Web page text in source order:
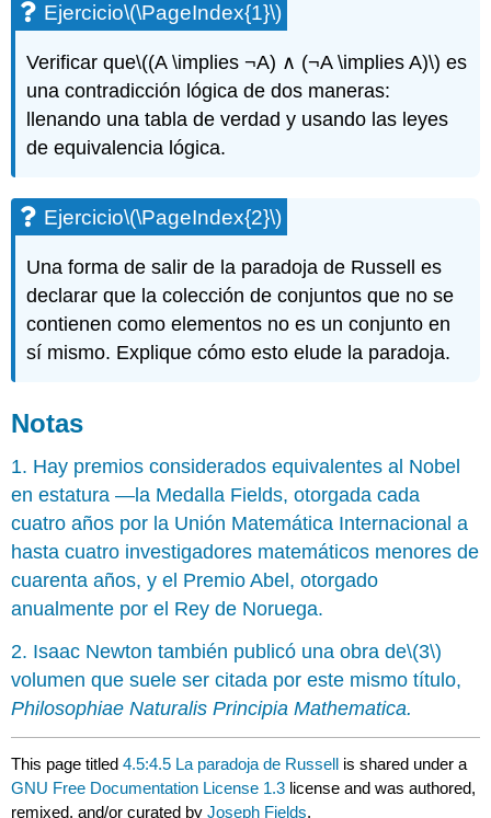
Ejercicio\(\PageIndex{1}\)
Verificar que\((A \implies ¬A) ∧ (¬A \implies A)\) es
una contradicción lógica de dos maneras:
llenando una tabla de verdad y usando las leyes
de equivalencia lógica.
Ejercicio\(\PageIndex{2}\)
Una forma de salir de la paradoja de Russell es
declarar que la colección de conjuntos que no se
contienen como elementos no es un conjunto en
sí mismo. Explique cómo esto elude la paradoja.
Notas
1. Hay premios considerados equivalentes al Nobel
en estatura —la Medalla Fields, otorgada cada
cuatro años por la Unión Matemática Internacional a
hasta cuatro investigadores matemáticos menores de
cuarenta años, y el Premio Abel, otorgado
anualmente por el Rey de Noruega.
2. Isaac Newton también publicó una obra de\(3\)
volumen que suele ser citada por este mismo título,
Philosophiae Naturalis Principia Mathematica.
This page titled4.5:4.5 La paradoja de Russell is shared under a
GNU Free Documentation License 1.3 license and was authored,
remixed, and/or curated byJoseph Fields.